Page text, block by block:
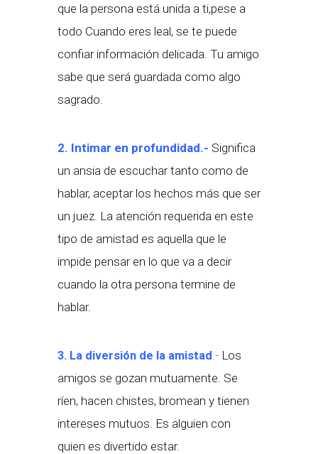
que la persona está unida a ti,pese a
todo Cuando eres leal, se te puede
confiar información delicada. Tu amigo
sabe que será guardada como algo
sagrado.
2. Intimar en profundidad.- Significa
un ansia de escuchar tanto como de
hablar, aceptar los hechos más que ser
un juez. La atención requerida en este
tipo de amistad es aquella que le
impide pensar en lo que va a decir
cuando la otra persona termine de
hablar.
3. La diversión de la amistad.-Los
amigos se gozan mutuamente. Se
ríen, hacen chistes, bromean y tienen
intereses mutuos. Es alguien con
quien es divertido estar.